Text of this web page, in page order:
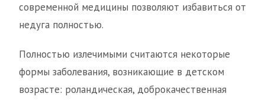
современной медицины позволяют избавиться от
недуга полностью.
Полностью излечимыми считаются некоторые
формы заболевания, возникающие в детском
возрасте: роландическая, доброкачественная